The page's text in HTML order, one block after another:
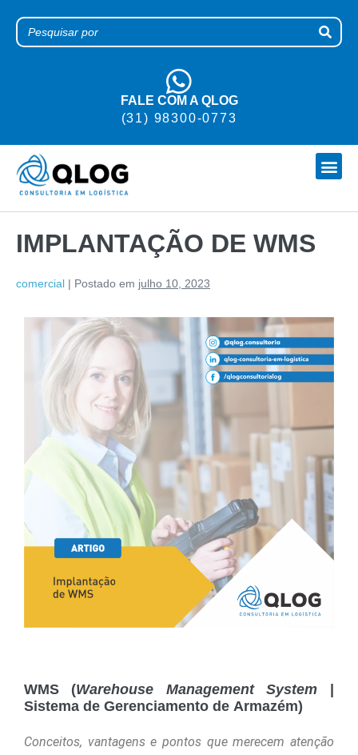
FALE COM A QLOG
(31) 98300-0773
IMPLANTAÇÃO DE WMS
comercial | Postado em julho 10, 2023
WMS (Warehouse Management System
Sistema de Gerenciamento de Armazém)
Conceitos, vantagens e pontos que merecem atenção